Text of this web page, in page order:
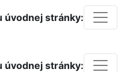
úvodnej stránky:
úvodnej stránky: